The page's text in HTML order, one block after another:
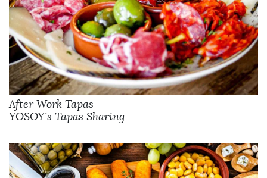
After Work Tapas
YOSOY´s Tapas Sharing